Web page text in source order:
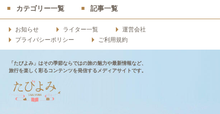
カテゴリー一覧
記事一覧
お知らせ ライター一覧
運営会社
プライバシーポリシー
ご利用規約
「たびよみ」はその季節ならではの旅の魅力や最新情報など、
旅行を楽しく彩るコンテンツを発信するメディアサイトです。